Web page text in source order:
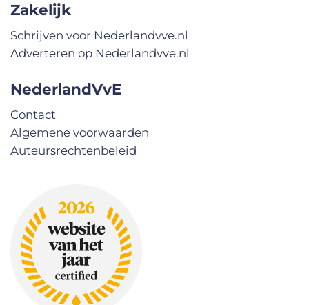
Zakelijk
Schrijven voor Nederlandvve.nl
Adverteren op Nederlandvve.nl
NederlandVvE
Contact
Algemene voorwaarden
Auteursrechtenbeleid